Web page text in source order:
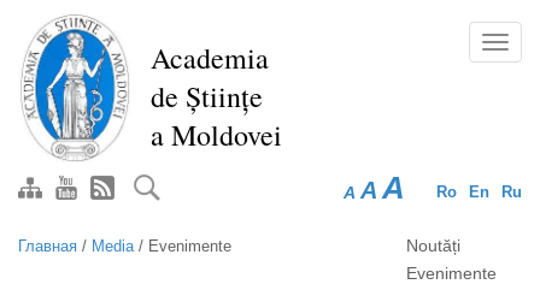
Перейти
основному
содержанию
Academia
de Științe
a Moldovei
Ro En Ru
A A A
Главная / Media/ Evenimente
Noutăți
Evenimente